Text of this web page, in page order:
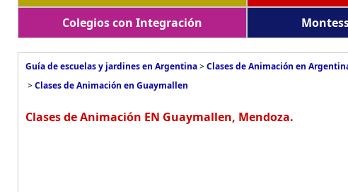
Colegios con Integración
Guía de escuelas y jardines en Argentina>Clases de Animación en
>Clases de Animación en Guaymallen
Clases de Animación EN Guaymallen, Mendoza.